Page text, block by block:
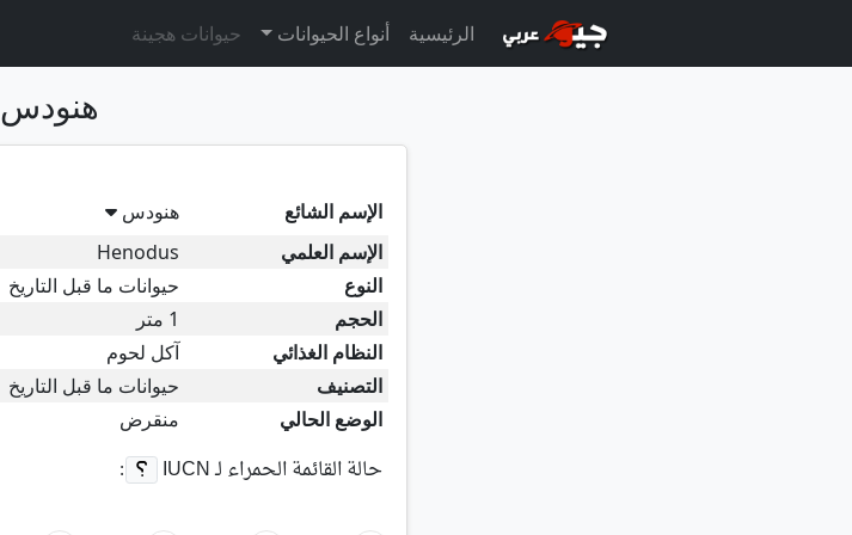
الرئيسية أنواع الحيوانات حيوانات هجينة
هنودس
الإسم الشائع
هنودس
الإسم العلمي
Henodus
النوع
حيوانات ما قبل التاريخ
الحجم
1 متر
النظام الغذائي
آكل لحوم
التصنيف
حيوانات ما قبل التاريخ
الوضع الحالي
منقرض
حالة القائمة الحمراء لـ IUCN
: